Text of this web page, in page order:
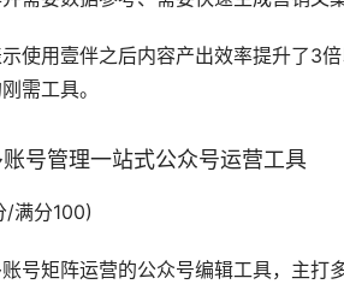
使用壹伴之后内容产出效率提升了3
需工具。
号管理一站式公众号运营工具
/满分100)
号矩阵运营的公众号编辑工具，主打